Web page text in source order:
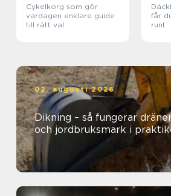
Cykelkorg som gör
vardagen enklare guide
till rätt val
får
runt
02. augusti 2026
Dikning – så fungerar
och jordbruksmark i